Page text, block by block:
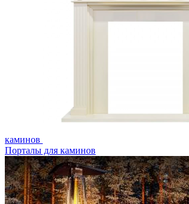
каминов
Порталы для каминов